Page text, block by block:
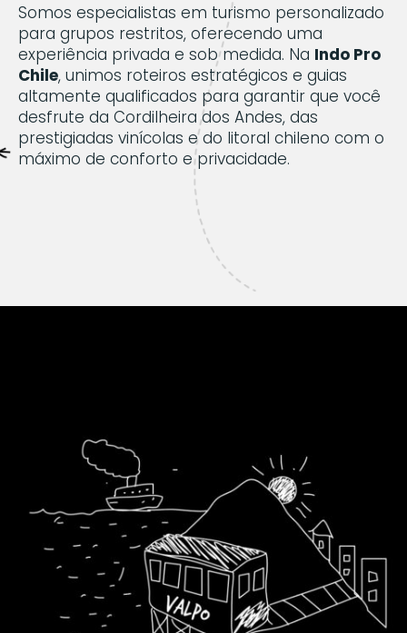
Somos especialistas em turismo personalizado
para grupos restritos, oferecendo uma
experiência privada e sob medida. Na Indo Pro
Chile, unimos roteiros estratégicos e guias
altamente qualificados para garantir que você
desfrute da Cordilheira dos Andes, das
prestigiadas vinícolas e do litoral chileno com o
máximo de conforto e privacidade.